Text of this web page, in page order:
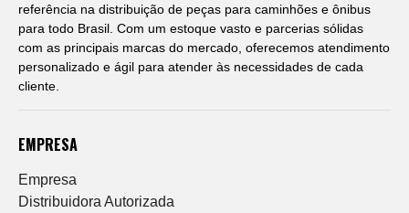
referência na distribuição de peças para caminhões e ônibus
para todo Brasil. Com um estoque vasto e parcerias sólidas
com as principais marcas do mercado, oferecemos atendimento
personalizado e ágil para atender às necessidades de cada
cliente.
EMPRESA
Empresa
Distribuidora Autorizada